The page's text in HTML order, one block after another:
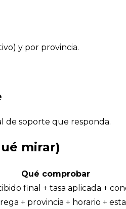
y por provincia.
de soporte que responda.
mirar)
Qué comprobar
final + tasa aplicada +
+ provincia + horario +